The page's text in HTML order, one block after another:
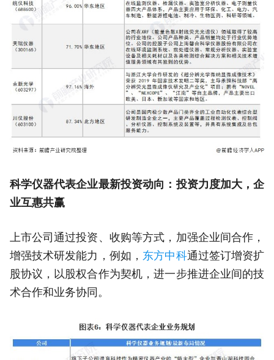
科学仪器代表企业最新投资动向：投资力度加大，企
业互惠共赢
上市公司通过投资、收购等方式，加强企业间合作，
增强技术研发能力，例如， 东方中科通过签订增资扩
股协议，以股权合作为契机，进一步推进企业间的技
术合作和业务协同。